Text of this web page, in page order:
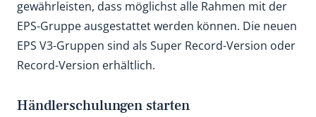
gewährleisten, dass möglichst alle Rahmen mit der
EPS-Gruppe ausgestattet werden können. Die neuen
EPS V3-Gruppen sind als Super Record-Version oder
Record-Version erhältlich.
Händlerschulungen starten